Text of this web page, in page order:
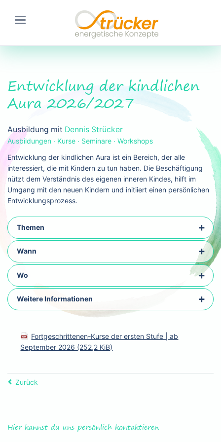
Entwicklung der kindlichen
Aura 2026/2027
Ausbildung mit Dennis Strücker
Ausbildungen ∙ Kurse ∙ Seminare ∙ Workshops
Entwicklung der kindlichen Aura ist ein Bereich, der alle
interessiert, die mit Kindern zu tun haben. Die Beschäftigung
nützt dem Verständnis des eigenen inneren Kindes, hilft im
Umgang mit den neuen Kindern und initiiert einen persönlichen
Entwicklungsprozess.
Themen
Wann
Wo
Weitere Informationen
Fortgeschrittenen-Kurse der ersten Stufe | ab
September 2026 (252,2 KiB)
Zurück
Hier kannst du uns persönlich kontaktieren